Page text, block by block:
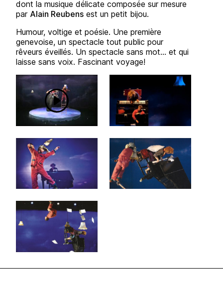
dont la musique délicate composée sur mesure
par Alain Reubens est un petit bijou.
Humour, voltige et poésie. Une première
genevoise, un spectacle tout public pour
rêveurs éveillés. Un spectacle sans mot… et qui
laisse sans voix. Fascinant voyage!